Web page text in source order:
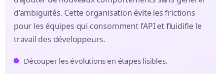
d’ambiguïtés. Cette organisation évite les frictions
pour les équipes qui consomment l’API et fluidifie le
travail des développeurs.
Découper les évolutions en étapes lisibles.